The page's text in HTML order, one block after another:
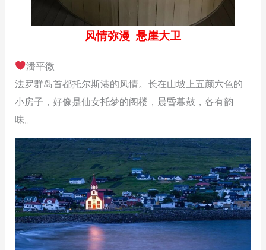
风情弥漫 悬崖大卫
潘平微
法罗群岛首都托尔斯港的风情。长在山坡上五颜六色的
小房子，好像是仙女托梦的阁楼，晨昏暮鼓，各有韵
味。